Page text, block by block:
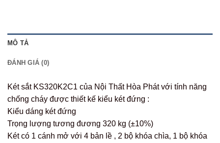
MÔ TẢ
ĐÁNH GIÁ (0)
Két sắt KS320K2C1 của Nội Thất Hòa Phát với tính năng
chống cháy được thiết kế kiểu két đứng :
Kiểu dáng két đứng
Trọng lượng tương đương 320 kg (±10%)
Két có 1 cánh mở với 4 bản lề , 2 bộ khóa chìa, 1 bộ khóa